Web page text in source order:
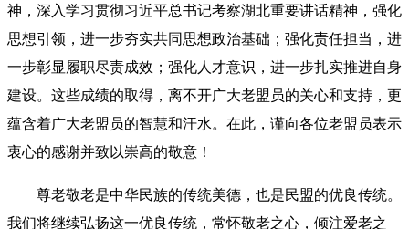
神，深入学习贯彻习近平总书记考察湖北重要讲话精神，强化
思想引领，进一步夯实共同思想政治基础；强化责任担当，进
一步彰显履职尽责成效；强化人才意识，进一步扎实推进自身
建设。这些成绩的取得，离不开广大老盟员的关心和支持，更
蕴含着广大老盟员的智慧和汗水。在此，谨向各位老盟员表示
衷心的感谢并致以崇高的敬意！
尊老敬老是中华民族的传统美德，也是民盟的优良传统。
我们将继续弘扬这一优良传统，常怀敬老之心，倾注爱老之